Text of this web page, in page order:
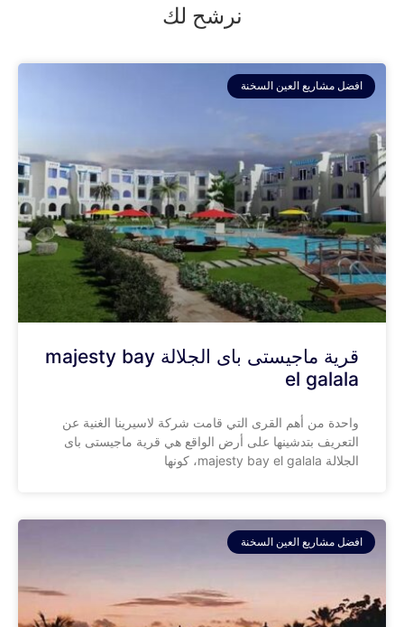
نرشح لك
افضل مشاريع العين السخنة
‎قرية ماجيستى باى الجلالة majesty bay
el galala
واحدة من أهم القرى التي قامت شركة لاسيرينا الغنية عن
التعريف بتدشينها على أرض الواقع هي ‎قرية ماجيستى باى
الجلالة majesty bay el galala، كونها
افضل مشاريع العين السخنة